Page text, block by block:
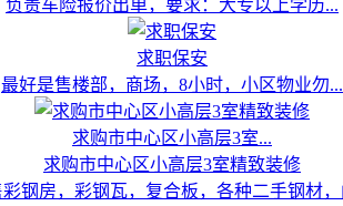
负责车险报价出单，要求：大专以上学历...
求职保安
最好是售楼部，商场，8小时，小区物业勿...
求购市中心区小高层3室...
求购市中心区小高层3室精致装修